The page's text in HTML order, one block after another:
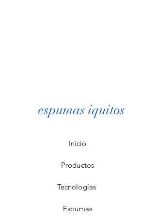
espumas iquitos
Inicio
Productos
Tecnologías
Espumas